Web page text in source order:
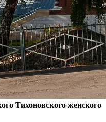
Тихоновского женского